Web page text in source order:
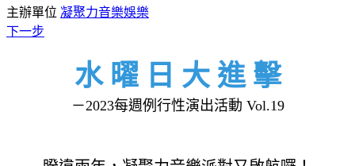
主辦單位 凝聚力音樂娛樂
下一步
水 曜 日 大 進 擊
－2023每週例行性演出活動 Vol.19